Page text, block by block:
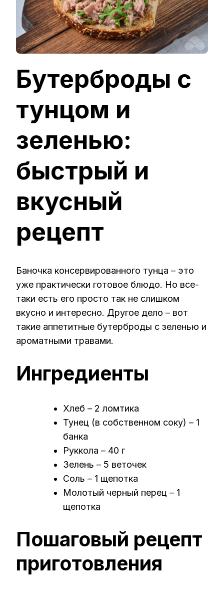
РЕЦЕПТ
С
ФОТО
Бутерброды с
тунцом и
зеленью:
быстрый и
вкусный
рецепт
Баночка консервированного тунца – это
уже практически готовое блюдо. Но все-
таки есть его просто так не слишком
вкусно и интересно. Другое дело – вот
такие аппетитные бутерброды с зеленью и
ароматными травами.
Ингредиенты
Хлеб – 2 ломтика
Тунец (в собственном соку) – 1
банка
Руккола – 40 г
Зелень – 5 веточек
Соль – 1 щепотка
Молотый черный перец – 1
щепотка
Пошаговый рецепт
приготовления